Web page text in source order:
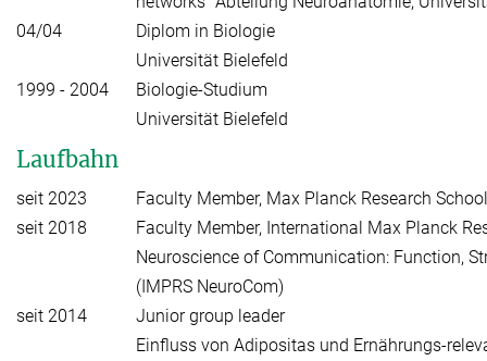
04/04
Diplom in Biologie
Universität Bielefeld
1999 - 2004
Biologie-Studium
Universität Bielefeld
Laufbahn
seit 2023
Faculty Member, Max Planck Research
seit 2018
Faculty Member, International Max Planck
Neuroscience of Communication: Function,
(IMPRS NeuroCom)
seit 2014
Junior group leader
Einfluss von Adipositas und Ernährungs-